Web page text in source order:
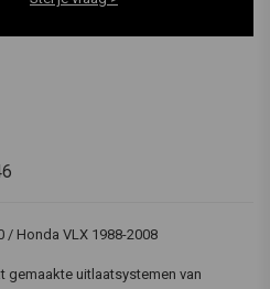
/ Honda VLX 1988-2008
gemaakte uitlaatsystemen van